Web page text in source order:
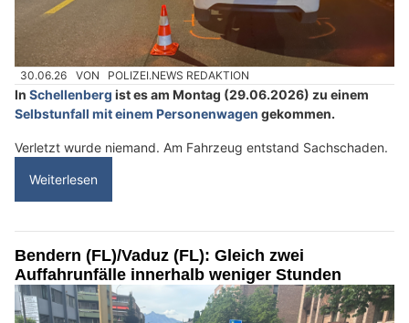
30.06.26 VON POLIZEI.NEWS REDAKTION
In Schellenberg ist es am Montag (29.06.2026) zu einem
Selbstunfall mit einem Personenwagen gekommen.
Verletzt wurde niemand. Am Fahrzeug entstand Sachschaden.
Weiterlesen
Bendern (FL)/Vaduz (FL): Gleich zwei
Auffahrunfälle innerhalb weniger Stunden